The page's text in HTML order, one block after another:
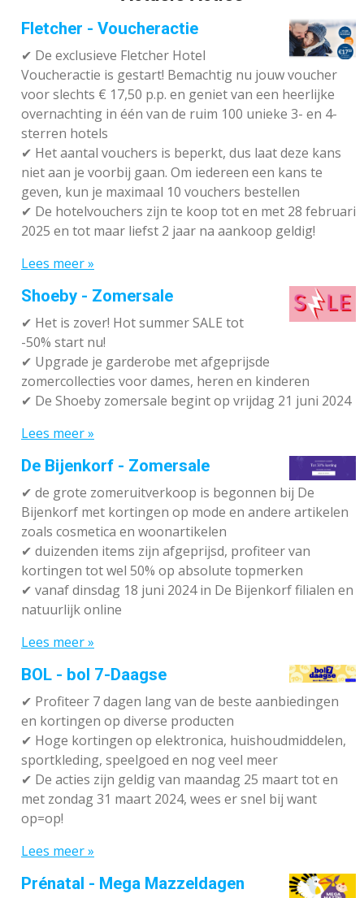
Fletcher - Voucheractie
✔ De exclusieve Fletcher Hotel
Voucheractie is gestart! Bemachtig nu jouw voucher
voor slechts € 17,50 p.p. en geniet van een heerlijke
overnachting in één van de ruim 100 unieke 3- en 4-
sterren hotels
✔ Het aantal vouchers is beperkt, dus laat deze kans
niet aan je voorbij gaan. Om iedereen een kans te
geven, kun je maximaal 10 vouchers bestellen
✔ De hotelvouchers zijn te koop tot en met 28 februari
2025 en tot maar liefst 2 jaar na aankoop geldig!
Lees meer »
Shoeby - Zomersale
✔ Het is zover! Hot summer SALE tot
-50% start nu!
✔ Upgrade je garderobe met afgeprijsde
zomercollecties voor dames, heren en kinderen
✔ De Shoeby zomersale begint op vrijdag 21 juni 2024
Lees meer »
De Bijenkorf - Zomersale
✔ de grote zomeruitverkoop is begonnen bij De
Bijenkorf met kortingen op mode en andere artikelen
zoals cosmetica en woonartikelen
✔ duizenden items zijn afgeprijsd, profiteer van
kortingen tot wel 50% op absolute topmerken
✔ vanaf dinsdag 18 juni 2024 in De Bijenkorf filialen en
natuurlijk online
Lees meer »
BOL - bol 7-Daagse
✔ Profiteer 7 dagen lang van de beste aanbiedingen
en kortingen op diverse producten
✔ Hoge kortingen op elektronica, huishoudmiddelen,
sportkleding, speelgoed en nog veel meer
✔ De acties zijn geldig van maandag 25 maart tot en
met zondag 31 maart 2024, wees er snel bij want
op=op!
Lees meer »
Prénatal - Mega Mazzeldagen